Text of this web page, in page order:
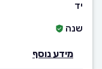
יד
שנה
מידע נוסף